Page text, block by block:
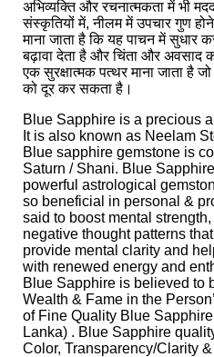
अभिव्यक्ति और रचनात्मकता में भी
संस्कृतियों में, नीलम में उपचार गुण
माना जाता है कि यह पाचन में सुधार
बढ़ावा देता है और चिंता और अवसाद
एक सुरक्षात्मक पत्थर माना जाता है
को दूर कर सकता है।
Blue Sapphire is a precious
It is also known as Neelam
Blue sapphire gemstone is
Saturn / Shani. Blue
powerful astrological
so beneficial in personal &
said to boost mental
negative thought patterns
provide mental clarity and
with renewed energy and
Blue Sapphire is believed to
Wealth & Fame in the
of Fine Quality Blue
Lanka) . Blue Sapphire
Color, Transparency/Clarity